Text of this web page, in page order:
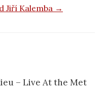
Jiří Kalemba →
– Live At the Met